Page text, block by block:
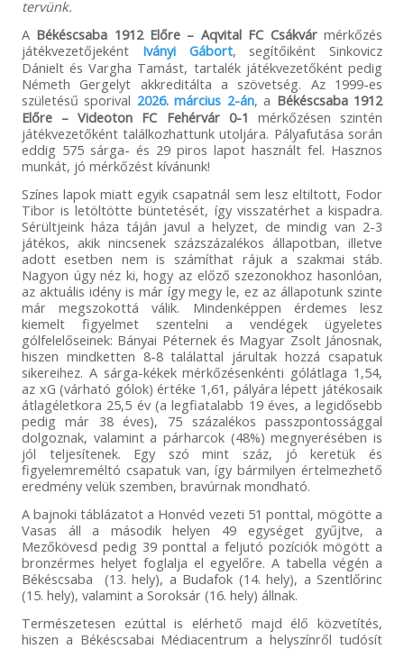
tervünk.
A Békéscsaba 1912 Előre – Aqvital FC Csákvármérkőzés
játékvezetőjeként Iványi Gábort, segítőiként Sinkovicz
Dánielt és Vargha Tamást, tartalék játékvezetőként pedig
Németh Gergelyt akkreditálta a szövetség. Az 1999-es
születésű sporival 2026. március 2-án, a Békéscsaba 1912
Előre – Videoton FC Fehérvár 0-1 mérkőzésen szintén
játékvezetőként találkozhattunk utoljára. Pályafutása során
eddig 575 sárga- és 29 piros lapot használt fel. Hasznos
munkát, jó mérkőzést kívánunk!
Színes lapok miatt egyik csapatnál sem lesz eltiltott, Fodor
Tibor is letöltötte büntetését, így visszatérhet a kispadra.
Sérültjeink háza táján javul a helyzet, de mindig van 2-3
játékos, akik nincsenek százszázalékos állapotban, illetve
adott esetben nem is számíthat rájuk a szakmai stáb.
Nagyon úgy néz ki, hogy az előző szezonokhoz hasonlóan,
az aktuális idény is már így megy le, ez az állapotunk szinte
már megszokottá válik. Mindenképpen érdemes lesz
kiemelt figyelmet szentelni a vendégek ügyeletes
gólfelelőseinek: Bányai Péternek és Magyar Zsolt Jánosnak,
hiszen mindketten 8-8 találattal járultak hozzá csapatuk
sikereihez. A sárga-kékek mérkőzésenkénti gólátlaga 1,54,
az xG (várható gólok) értéke 1,61, pályára lépett játékosaik
átlagéletkora 25,5 év (a legfiatalabb 19 éves, a legidősebb
pedig már 38 éves), 75 százalékos passzpontossággal
dolgoznak, valamint a párharcok (48%) megnyerésében is
jól teljesítenek. Egy szó mint száz, jó keretük és
figyelemreméltó csapatuk van, így bármilyen értelmezhető
eredmény velük szemben, bravúrnak mondható.
A bajnoki táblázatot a Honvéd vezeti 51 ponttal, mögötte a
Vasas áll a második helyen 49 egységet gyűjtve, a
Mezőkövesd pedig 39 ponttal a feljutó pozíciók mögött a
bronzérmes helyet foglalja el egyelőre. A tabella végén a
Békéscsaba (13. hely), a Budafok (14. hely), a Szentlőrinc
(15. hely), valamint a Soroksár (16. hely) állnak.
Természetesen ezúttal is elérhető majd élő közvetítés,
hiszen a Békéscsabai Médiacentrum a helyszínről tudósít